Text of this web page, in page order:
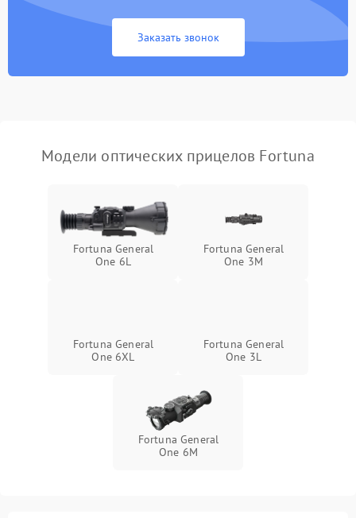
Неисправность системы
защиты от замыкания
1000 ₽
защиты от перегрева
Заказать звонок
Модели оптических прицелов Fortuna
Fortuna General
One 6L
Fortuna General
One 3M
Fortuna General
One 6XL
Fortuna General
One 3L
Fortuna General
One 6M